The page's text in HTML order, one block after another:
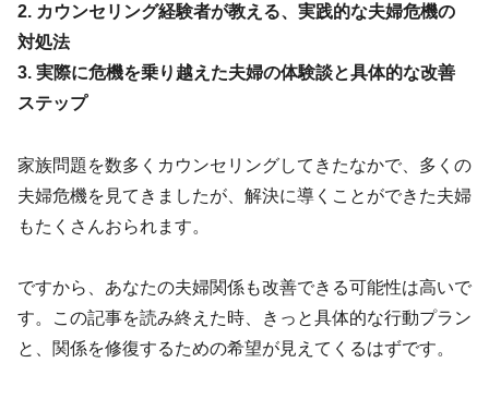
2. カウンセリング経験者が教える、実践的な夫婦危機の
対処法
3. 実際に危機を乗り越えた夫婦の体験談と具体的な改善
ステップ
家族問題を数多くカウンセリングしてきたなかで、多くの
夫婦危機を見てきましたが、解決に導くことができた夫婦
もたくさんおられます。
ですから、あなたの夫婦関係も改善できる可能性は高いで
す。この記事を読み終えた時、きっと具体的な行動プラン
と、関係を修復するための希望が見えてくるはずです。